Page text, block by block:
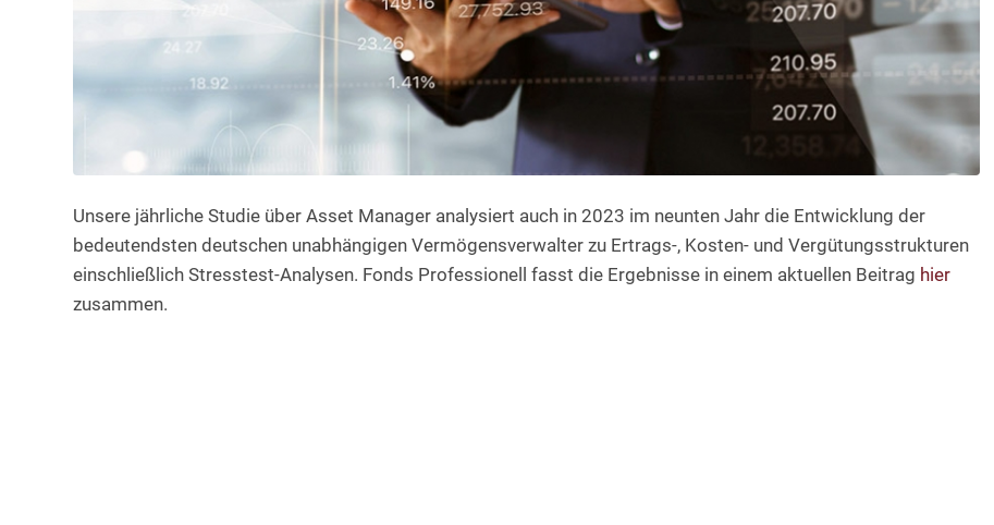
Unsere jährliche Studie über Asset Manager analysiert auch in 2023 im neunten Jahr die Entwicklung der
bedeutendsten deutschen unabhängigen Vermögensverwalter zu Ertrags-, Kosten- und Vergütungsstrukturen
einschließlich Stresstest-Analysen. Fonds Professionell fasst die Ergebnisse in einem aktuellen Beitrag hier
zusammen.